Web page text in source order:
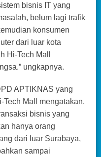
bisnis IT yang
belum lagi trafik
konsumen
dari luar kota
Hi-Tech Mall
ungkapnya.
APTIKNAS yang
Mall mengatakan,
bisnis yang
hanya orang
dari luar Surabaya,
sampai